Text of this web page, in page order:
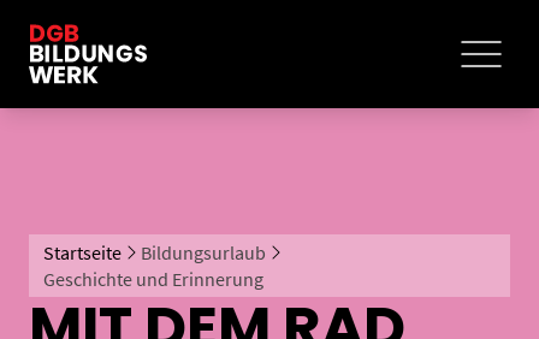
Startseite
Bildungsurlaub
Geschichte und Erinnerung